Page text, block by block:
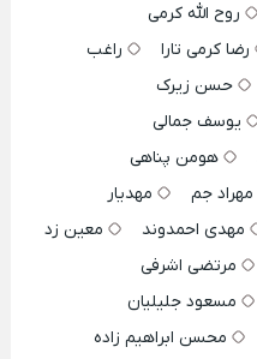
روح الله کرمی
رضا کرمی تارا
راغب
حسن زیرک
یوسف جمالی
هومن پناهی
مهراد جم
مهدیار
مهدی احمدوند
معین زد
مرتضی اشرفی
مسعود جلیلیان
محسن ابراهیم زاده